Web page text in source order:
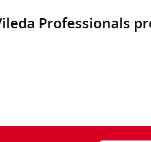
Professionals